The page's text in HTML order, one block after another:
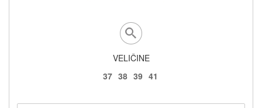
VELIČINE
37 38 39 41